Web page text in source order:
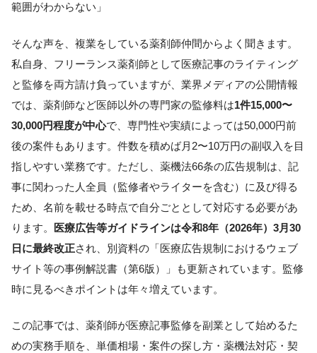
範囲がわからない」
そんな声を、複業をしている薬剤師仲間からよく聞きます。
私自身、フリーランス薬剤師として医療記事のライティング
と監修を両方請け負っていますが、業界メディアの公開情報
では、薬剤師など医師以外の専門家の監修料は1件15,000〜
30,000円程度が中心で、専門性や実績によっては50,000円前
後の案件もあります。件数を積めば月2〜10万円の副収入を目
指しやすい業務です。ただし、薬機法66条の広告規制は、記
事に関わった人全員（監修者やライターを含む）に及び得る
ため、名前を載せる時点で自分ごととして対応する必要があ
ります。
医療広告等ガイドラインは令和8年（2026年）3月30
日に最終改正され、別資料の「医療広告規制におけるウェブ
サイト等の事例解説書（第6版）」も更新されています。監修
時に見るべきポイントは年々増えています。
この記事では、薬剤師が医療記事監修を副業として始めるた
めの実務手順を、単価相場・案件の探し方・薬機法対応・契